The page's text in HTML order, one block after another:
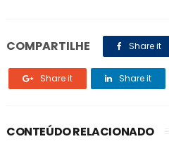
COMPARTILHE Share it
Share it Share it
CONTEÚDO RELACIONADO